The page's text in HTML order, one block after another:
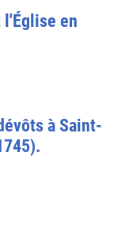
l'Église en
à Saint-